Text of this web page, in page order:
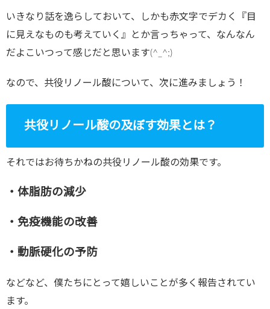
いきなり話を逸らしておいて、しかも赤文字でデカく『目
に見えなものも考えていく』とか言っちゃって、なんなん
だよこいつって感じだと思います(^_^;)
なので、共役リノール酸について、次に進みましょう！
共役リノール酸の及ぼす効果とは？
それではお待ちかねの共役リノール酸の効果です。
・体脂肪の減少
・免疫機能の改善
・動脈硬化の予防
などなど、僕たちにとって嬉しいことが多く報告されてい
ます。